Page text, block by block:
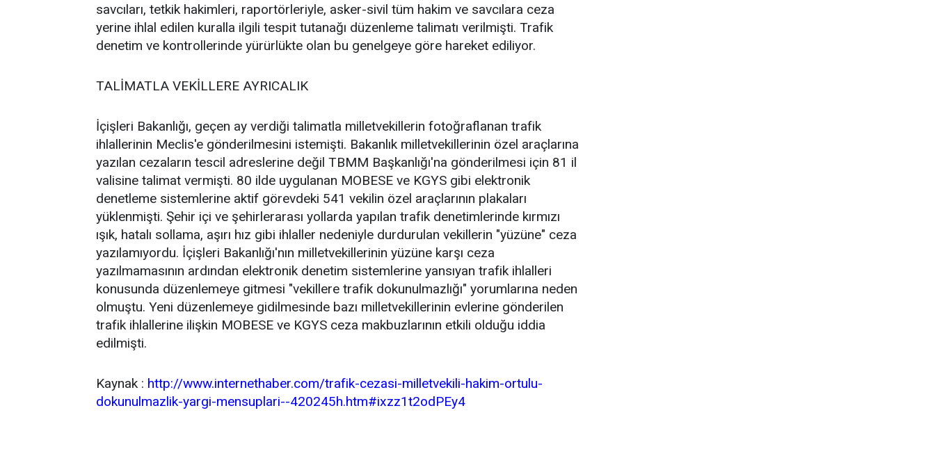
savcıları, tetkik hakimleri, raportörleriyle, asker-sivil tüm hakim ve savcılara ceza
yerine ihlal edilen kuralla ilgili tespit tutanağı düzenleme talimatı verilmişti. Trafik
denetim ve kontrollerinde yürürlükte olan bu genelgeye göre hareket ediliyor.
TALİMATLA VEKİLLERE AYRICALIK
İçişleri Bakanlığı, geçen ay verdiği talimatla milletvekillerin fotoğraflanan trafik
ihlallerinin Meclis'e gönderilmesini istemişti. Bakanlık milletvekillerinin özel araçlarına
yazılan cezaların tescil adreslerine değil TBMM Başkanlığı'na gönderilmesi için 81 il
valisine talimat vermişti. 80 ilde uygulanan MOBESE ve KGYS gibi elektronik
denetleme sistemlerine aktif görevdeki 541 vekilin özel araçlarının plakaları
yüklenmişti. Şehir içi ve şehirlerarası yollarda yapılan trafik denetimlerinde kırmızı
ışık, hatalı sollama, aşırı hız gibi ihlaller nedeniyle durdurulan vekillerin "yüzüne" ceza
yazılamıyordu. İçişleri Bakanlığı'nın milletvekillerinin yüzüne karşı ceza
yazılmamasının ardından elektronik denetim sistemlerine yansıyan trafik ihlalleri
konusunda düzenlemeye gitmesi "vekillere trafik dokunulmazlığı" yorumlarına neden
olmuştu. Yeni düzenlemeye gidilmesinde bazı milletvekillerinin evlerine gönderilen
trafik ihlallerine ilişkin MOBESE ve KGYS ceza makbuzlarının etkili olduğu iddia
edilmişti.
Kaynak : http://www.internethaber.com/trafik-cezasi-milletvekili-hakim-ortulu-
dokunulmazlik-yargi-mensuplari--420245h.htm#ixzz1t2odPEy4